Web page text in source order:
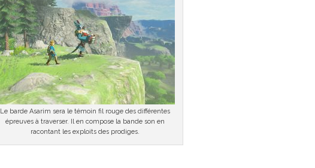
Le barde Asarim sera le témoin fil rouge des différentes
épreuves à traverser. Il en compose la bande son en
racontant les exploits des prodiges.